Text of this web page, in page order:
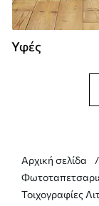
Υφές
Αρχική σελίδα
Τοιχογραφίες